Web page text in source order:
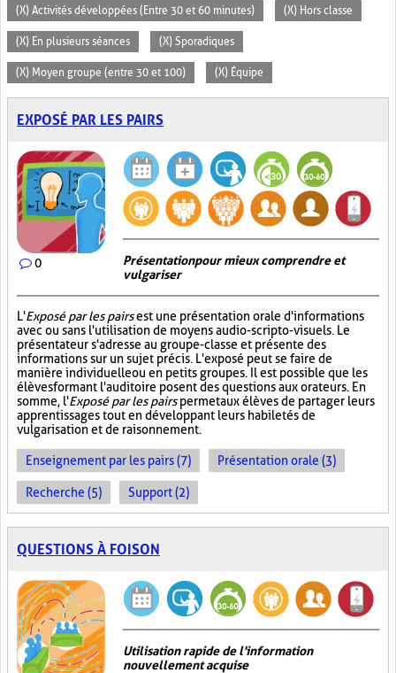
(X) Activités développées (Entre 30 et 60 minutes) (X) Hors classe
(X) En plusieurs séances (X) Sporadiques
(X) Moyen groupe (entre 30 et 100) (X) Équipe
EXPOSÉ PAR LES PAIRS
0
Présentation pour mieux comprendre et
vulgariser
L'Exposé par les pairsest une présentation orale d'informations
avec ou sans l'utilisation de moyens audio-scripto-visuels. Le
présentateur s'adresse au groupe-classe et présente des
informations sur un sujet précis. L'exposé peut se faire de
manière individuelle ou en petits groupes. Il est possible que les
élèves formant l'auditoire posent des questions aux orateurs. En
somme, l'Exposé par les pairspermet aux élèves de partager leurs
apprentissages tout en développant leurs habiletés de
vulgarisation et de raisonnement.
Enseignement par les pairs (7) Présentation orale (3)
Recherche (5) Support (2)
QUESTIONS À FOISON
Utilisation rapide de l'information
nouvellement acquise